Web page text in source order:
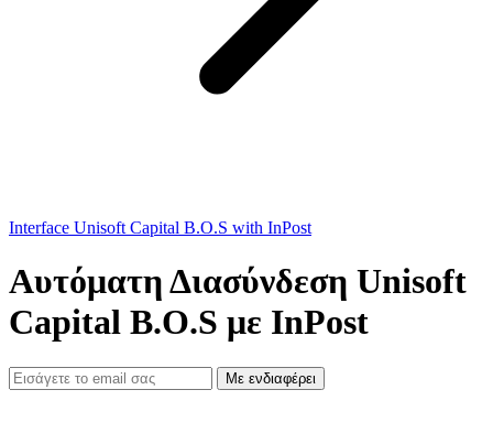
Interface Unisoft Capital B.O.S with InPost
Αυτόματη Διασύνδεση Unisoft
Capital B.O.S με InPost
Με ενδιαφέρει